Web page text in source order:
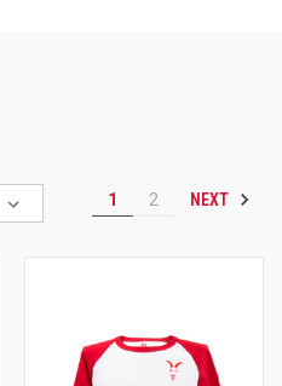
1 2 NEXT